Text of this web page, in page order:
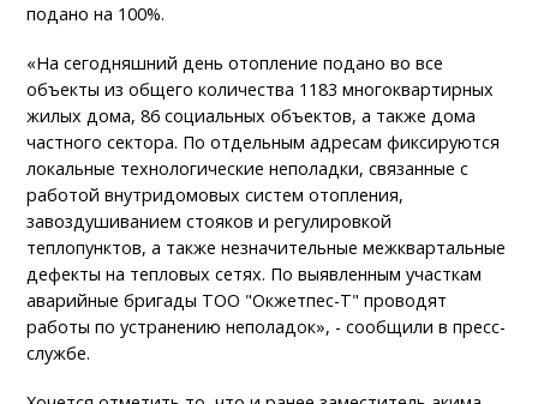
подано на 100%.
«На сегодняшний день отопление подано во все
объекты из общего количества 1183 многоквартирных
жилых дома, 86 социальных объектов, а также дома
частного сектора. По отдельным адресам фиксируются
локальные технологические неполадки, связанные с
работой внутридомовых систем отопления,
завоздушиванием стояков и регулировкой
теплопунктов, а также незначительные межквартальные
дефекты на тепловых сетях. По выявленным участкам
аварийные бригады ТОО "Окжетпес-Т" проводят
работы по устранению неполадок», - сообщили в пресс-
службе.